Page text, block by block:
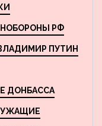
РФ
ПУТИН
ДОНБАССА